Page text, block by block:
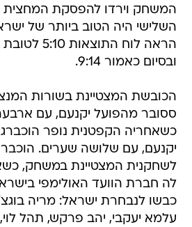
השלישי היה הטוב ביותר של
הראה לוח
ובסיום כאמור 9:14.
הכובשת המצטיינת בשורות
ססובר מהפועל יקנעם, עם
כשאחריה הקפטנית נופר
יקנעם, עם שלושה שערים.
לשחקנית המצטיינת במשחק,
לה חברת הוועד האולימפי
כבשו לנבחרת ישראל: מריה
עלמא יעקבי, יהב פרקש, תהל